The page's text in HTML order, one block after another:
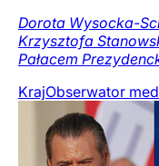
Dorota Wysocka-
Krzysztofa
Pałacem
KrajObserwator